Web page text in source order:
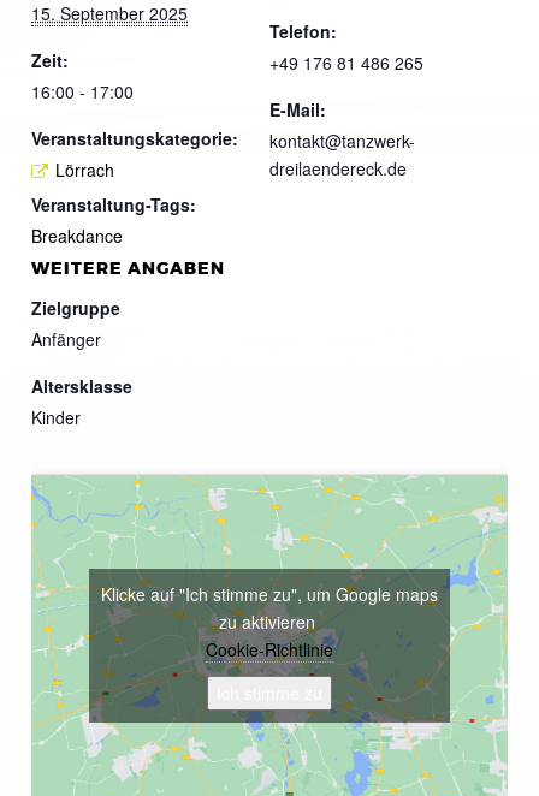
15. September 2025
Zeit:
16:00 - 17:00
Veranstaltungskategorie:
Lörrach
Veranstaltung-Tags:
Breakdance
Telefon:
+49 176 81 486 265
E-Mail:
kontakt@tanzwerk-
dreilaendereck.de
WEITERE ANGABEN
Zielgruppe
Anfänger
Altersklasse
Kinder
Klicke auf "Ich stimme zu", um Google maps
zu aktivieren
Cookie-Richtlinie